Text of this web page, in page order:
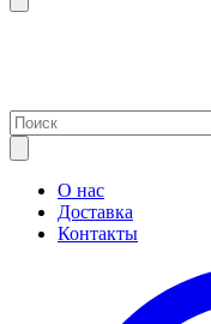
О нас
Доставка
Контакты